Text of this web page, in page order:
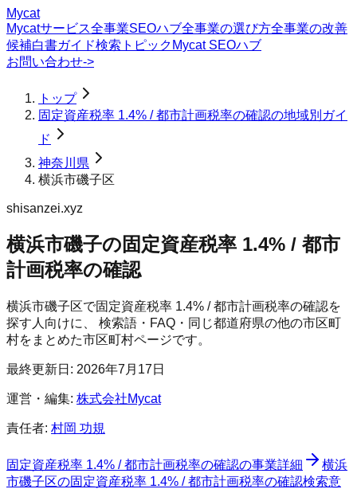
Mycat
Mycatサービス全事業SEOハブ全事業の選び方全事業の改善
候補白書ガイド検索トピック Mycat SEOハブ
お問い合わせ->
トップ
固定資産税率 1.4% / 都市計画税率の確認の地域別ガイ
ド
神奈川県
横浜市磯子区
shisanzei.xyz
横浜市磯子の固定資産税率 1.4% / 都市
計画税率の確認
横浜市磯子区で固定資産税率 1.4% / 都市計画税率の確認を
探す人向けに、 検索語・FAQ・同じ都道府県の他の市区町
村をまとめた市区町村ページです。
最終更新日: 2026年7月17日
運営・編集: 株式会社Mycat
責任者: 村岡 功規
固定資産税率 1.4% / 都市計画税率の確認の事業詳細
横浜
市磯子区の固定資産税率 1.4% / 都市計画税率の確認検索意